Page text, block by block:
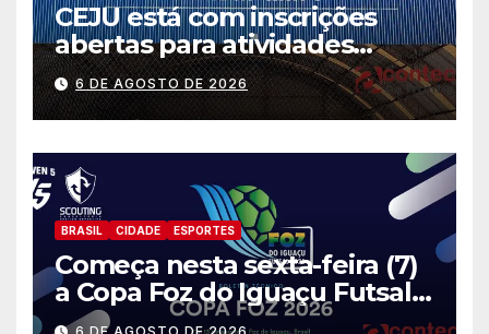
CEJU está com inscrições
abertas para atividades
gratuitas
6 DE AGOSTO DE 2026
BRASIL CIDADE ESPORTES
Começa nesta sexta-feira (7)
a Copa Foz do Iguaçu Futsal
2026 com equipes de quatro